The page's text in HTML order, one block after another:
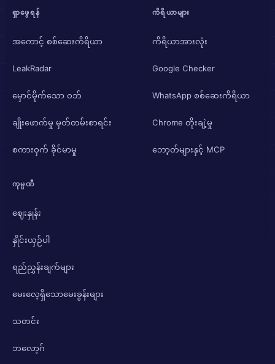
ရှာဖွေရန်
အကောင့် စစ်ဆေးကိရိယာ
LeakRadar
မှောင်မိုက်သော ဝဘ်
ချိုးဖောက်မှု မှတ်တမ်းစာရင်း
စကားဝှက် ခိုင်မာမှု
ကိရိယာများ
ကိရိယာအားလုံး
Google Checker
WhatsApp စစ်ဆေးကိရိယာ
Chrome တိုးချဲ့မှု
ဘော့တ်များနှင့် MCP
ကုမ္ပဏီ
ဈေးနှုန်း
နှိုင်းယှဉ်ပါ
ရည်ညွှန်းချက်များ
မေးလေ့ရှိသောမေးခွန်းများ
သတင်း
ဘလော့ဂ်